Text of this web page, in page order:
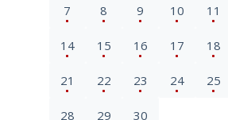
7 8 9 10 11
14 15 16 17 18
21 22 23 24 25
28 29 30